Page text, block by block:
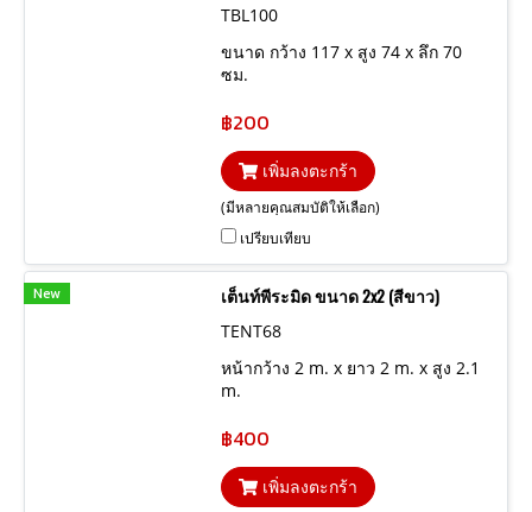
TBL100
ขนาด กว้าง 117 x สูง 74 x ลึก 70
ซม.
฿200
เพิ่มลงตะกร้า
(มีหลายคุณสมบัติให้เลือก)
เปรียบเทียบ
New
เต็นท์พีระมิด ขนาด 2x2 (สีขาว)
TENT68
หน้ากว้าง 2 m. x ยาว 2 m. x สูง 2.1
m.
฿400
เพิ่มลงตะกร้า